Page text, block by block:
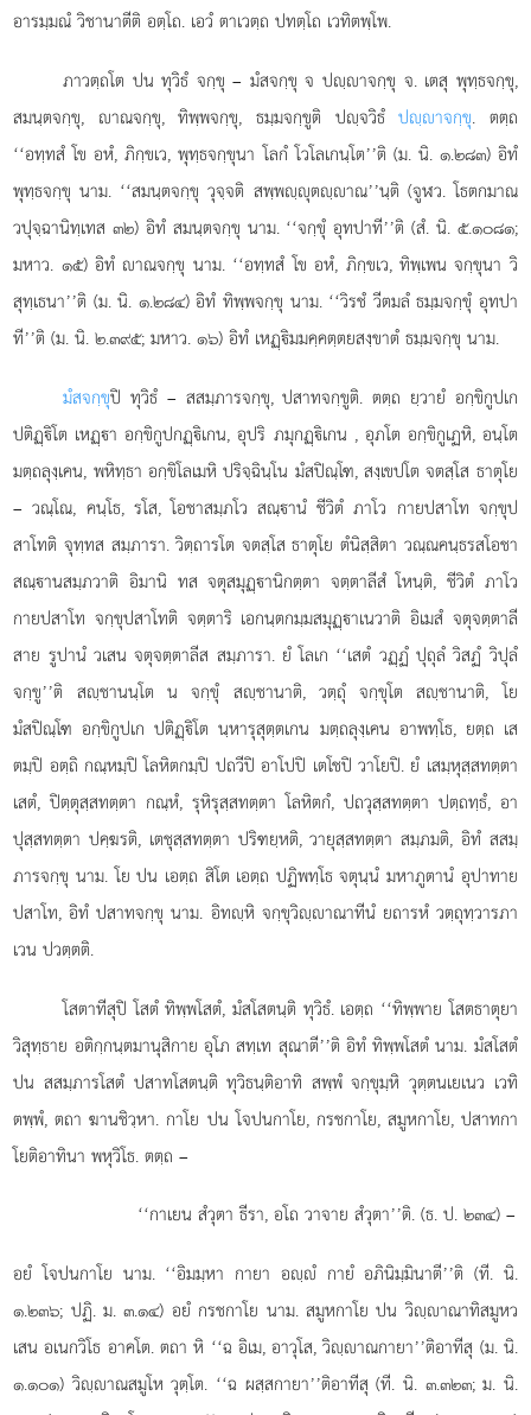
อารมฺมณํ วิชานาตีติ อตฺโถ. เอวํ ตาเวตฺถ ปทตฺโถ เวทิตพฺโพ.
ภาวตฺถโต ปน ทุวิธํ จกฺขุ – มํสจกฺขุ จ ปฺาจกฺขุ จ. เตสุ พุทฺธจกฺขุ,
สมนฺตจกฺขุ, าณจกฺขุ, ทิพฺพจกฺขุ, ธมฺมจกฺขูติ ปฺจวิธํปฺาจกฺขุ. ตตฺถ
‘‘อทฺทสํ โขอหํ, ภิกฺขเว, พุทฺธจกฺขุนา โลกํ โวโลเกนฺโต’’ติ (ม. นิ. ๑.๒๘๓) อิทํ
พุทฺธจกฺขุ นาม. ‘‘สมนฺตจกฺขุ วุจฺจติ สพฺพฺุตฺาณ’’นฺติ (จูฬว. โธตกมาณ
วปุจฺฉานิทฺเทส ๓๒) อิทํ สมนฺตจกฺขุ นาม. ‘‘จกฺขุํ อุทปาที’’ติ (สํ. นิ. ๕.๑๐๘๑;
มหาว. ๑๕) อิทํ าณจกฺขุ นาม. ‘‘อทฺทสํ โข อหํ, ภิกฺขเว, ทิพฺเพน จกฺขุนา วิ
สุทฺเธนา’’ติ (ม. นิ. ๑.๒๘๔) อิทํ ทิพฺพจกฺขุ นาม. ‘‘วิรชํ วีตมลํ ธมฺมจกฺขุํ อุทปา
ที’’ติ(ม. นิ. ๒.๓๙๕; มหาว. ๑๖) อิทํ เหฏฺิมมคฺคตฺตยสงฺขาตํ ธมฺมจกฺขุ นาม.
มํสจกฺขุปิ ทุวิธํ – สสมฺภารจกฺขุ, ปสาทจกฺขูติ. ตตฺถ ยฺวายํ อกฺขิกูปเก
ปติฏฺิโต เหฏฺา อกฺขิกูปกฏฺิเกน, อุปริ ภมุกฏฺิเกน , อุภโต อกฺขิกูเฏหิ, อนฺโต
มตฺถลุงฺเคน, พหิทฺธา อกฺขิโลเมหิ ปริจฺฉินฺโน มํสปิณฺโฑ, สงฺเขปโต จตสฺโส ธาตุโย
– วณฺโณ, คนฺโธ, รโส, โอชาสมฺภโว สณฺานํ ชีวิตํ ภาโว กายปสาโท จกฺขุป
สาโทติ จุทฺทส สมฺภารา. วิตฺถารโต จตสฺโส ธาตุโย ตํนิสฺสิตา วณฺณคนฺธรสโอชา
สณฺานสมฺภวาติ อิมานิ ทส จตุสมุฏฺานิกตฺตา จตฺตาลีสํ โหนฺติ, ชีวิตํ ภาโว
กายปสาโท จกฺขุปสาโทติ จตฺตาริ เอกนฺตกมฺมสมุฏฺาเนวาติ อิเมสํ จตุจตฺตาลี
สาย รูปานํ วเสน จตุจตฺตาลีส สมฺภารา. ยํ โลเก ‘‘เสตํ วฏฺฏํ ปุถุลํ วิสฏํ วิปุลํ
จกฺขู’’ติ สฺชานนฺโต น จกฺขุํ สฺชานาติ, วตฺถุํ จกฺขุโต สฺชานาติ, โย
มํสปิณฺโฑ อกฺขิกูปเก ปติฏฺิโต นฺหารุสุตฺตเกน มตฺถลุงฺเคน อาพทฺโธ, ยตฺถ เส
ตมฺปิ อตฺถิ กณฺหมฺปิ โลหิตกมฺปิ ปถวีปิ อาโปปิ เตโชปิ วาโยปิ. ยํ เสมฺหุสฺสทตฺตา
เสตํ, ปิตฺตุสฺสทตฺตา กณฺหํ, รุหิรุสฺสทตฺตา โลหิตกํ, ปถวุสฺสทตฺตา ปตฺถทฺธํ, อา
ปุสฺสทตฺตา ปคฺฆรติ, เตชุสฺสทตฺตา ปริฑยฺหติ, วายุสฺสทตฺตา สมฺภมติ, อิทํ สสมฺ
ภารจกฺขุ นาม. โย ปน เอตฺถ สิโต เอตฺถ ปฏิพทฺโธ จตุนฺนํ มหาภูตานํ อุปาทาย
ปสาโท, อิทํ ปสาทจกฺขุ นาม. อิทฺหิ จกฺขุวิฺาณาทีนํ ยถารหํ วตฺถุทฺวารภา
เวน ปวตฺตติ.
โสตาทีสุปิ โสตํ ทิพฺพโสตํ, มํสโสตนฺติ ทุวิธํ. เอตฺถ ‘‘ทิพฺพาย โสตธาตุยา
วิสุทฺธาย อติกฺกนฺตมานุสิกาย อุโภ สทฺเท สุณาตี’’ติ อิทํ ทิพฺพโสตํ นาม. มํสโสตํ
ปน สสมฺภารโสตํ ปสาทโสตนฺติ ทุวิธนฺติอาทิ สพฺพํ จกฺขุมฺหิ วุตฺตนเยเนว เวทิ
ตพฺพํ, ตถา ฆานชิวฺหา. กาโย ปน โจปนกาโย, กรชกาโย, สมูหกาโย, ปสาทกา
โยติอาทินา พหุวิโธ. ตตฺถ –
‘‘กาเยน สํวุตา ธีรา, อโถ วาจาย สํวุตา’’ติ. (ธ. ป. ๒๓๔) –
อยํ โจปนกาโย นาม. ‘‘อิมมฺหา กายา อฺํ กายํ อภินิมฺมินาตี’’ติ (ที. นิ.
๑.๒๓๖; ปฏิ. ม. ๓.๑๔) อยํ กรชกาโย นาม. สมูหกาโย ปน วิฺาณาทิสมูหว
เสน อเนกวิโธ อาคโต. ตถา หิ ‘‘ฉ อิเม, อาวุโส, วิฺาณกายา’’ติอาทีสุ (ม. นิ.
๑.๑๐๑) วิฺาณสมูโห วุตฺโต. ‘‘ฉ ผสฺสกายา’’ติอาทีสุ (ที. นิ. ๓.๓๒๓; ม. นิ.